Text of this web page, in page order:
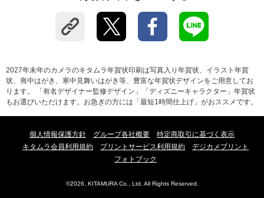
2027年未年のカメラのキタムラ年賀状印刷は写真入り年賀状、イラスト年賀
状、喪中はがき、寒中見舞いはがき等、豊富な年賀状デザインをご用意してお
ります。 「有名デザイナー監修デザイン」「ディズニーキャラクター」年賀状
もお選びいただけます。お急ぎの方には「最短1時間仕上げ」がおススメです。
個人情報保護方針 グループ各社概要
特定商取引に基づく表示
キタムラ会員利用規約
プリントサービス利用規約
デジカメプリント
フォトブック
©2026, KITAMURA Co., Ltd. All Rights Reserved.